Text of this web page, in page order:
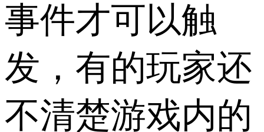
事件才可以触
发，有的玩家还
不清楚游戏内的